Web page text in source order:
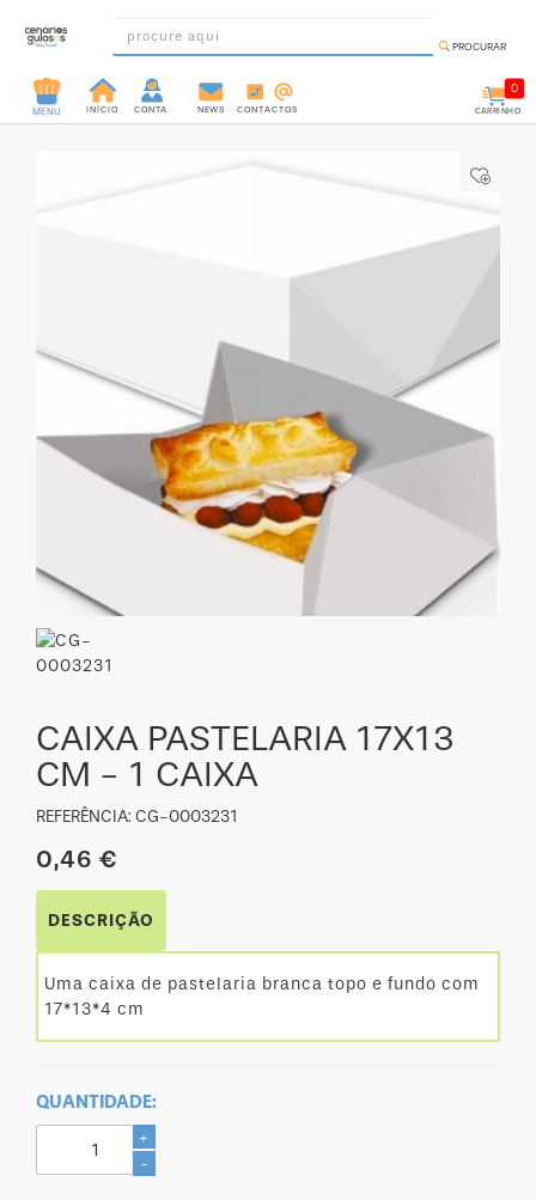
UTENSÍLIOS
DECORAÇÃO
DESCARTÁVEIS
FESTA
PROCURAR
MENU INÍCIO CONTA NEWS CONTACTOS
0
CARRINHO
CAIXA PASTELARIA 17X13
CM - 1 CAIXA
REFERÊNCIA: CG-0003231
0,46 €
DESCRIÇÃO
Uma caixa de pastelaria branca topo e fundo com
17*13*4 cm
QUANTIDADE:
+
-